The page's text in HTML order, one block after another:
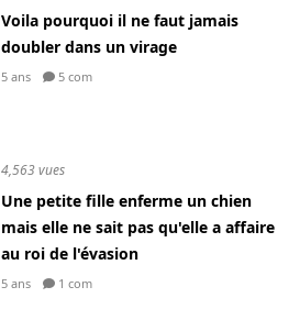
Voila pourquoi il ne faut jamais
doubler dans un virage
5 ans 5 com
4,563 vues
Une petite fille enferme un chien
mais elle ne sait pas qu'elle a affaire
au roi de l'évasion
5 ans 1 com